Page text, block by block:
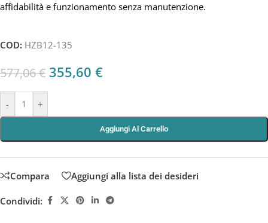
affidabilità e funzionamento senza manutenzione.
COD: HZB12-135
577,06€ 355,60 €
- +
Aggiungi Al Carrello
Compara Aggiungi alla lista dei desideri
Condividi: